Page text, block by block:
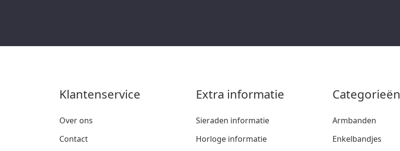
Klantenservice
Over ons
Contact
Extra informatie
Sieraden informatie
Horloge informatie
Categorieën
Armbanden
Enkelbandjes